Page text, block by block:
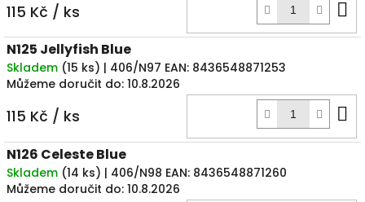
115 Kč / ks
N125 Jellyfish Blue
Skladem (15 ks) | 406/N97 EAN: 8436548871253
Můžeme doručit do: 10.8.2026
115 Kč / ks
N126 Celeste Blue
Skladem (14 ks) | 406/N98 EAN: 8436548871260
Můžeme doručit do: 10.8.2026